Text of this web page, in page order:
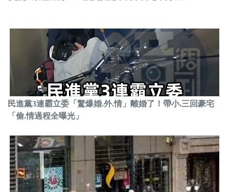
民進黨3連霸立委「驚爆婚.外.情」離婚了！帶小.三回豪宅
「偷.情過程全曝光」